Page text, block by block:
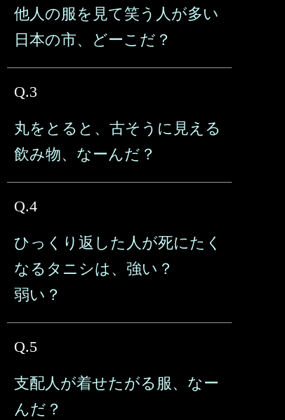
他人の服を見て笑う人が多い
日本の市、どーこだ？
Q.3
丸をとると、古そうに見える
飲み物、なーんだ？
Q.4
ひっくり返した人が死にたく
なるタニシは、強い？
弱い？
Q.5
支配人が着せたがる服、なー
んだ？